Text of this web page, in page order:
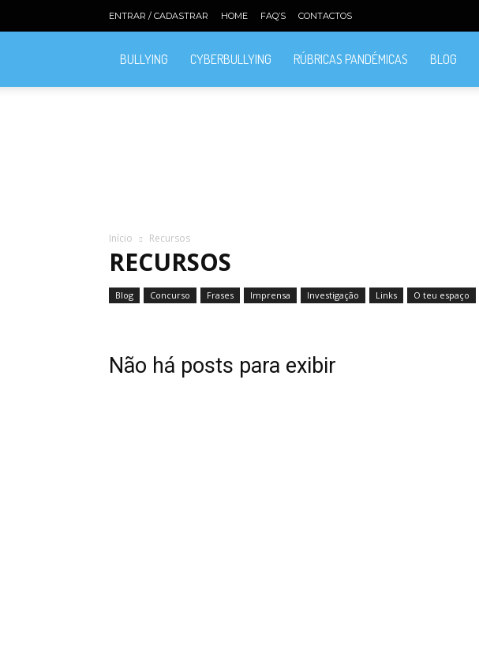
ENTRAR / CADASTRAR HOME FAQ’S CONTACTOS
BULLYING CYBERBULLYING RÚBRICAS PANDÉMICAS BLOG
Início Recursos
RECURSOS
Blog Concurso Frases Imprensa Investigação Links O teu espaço
Não há posts para exibir